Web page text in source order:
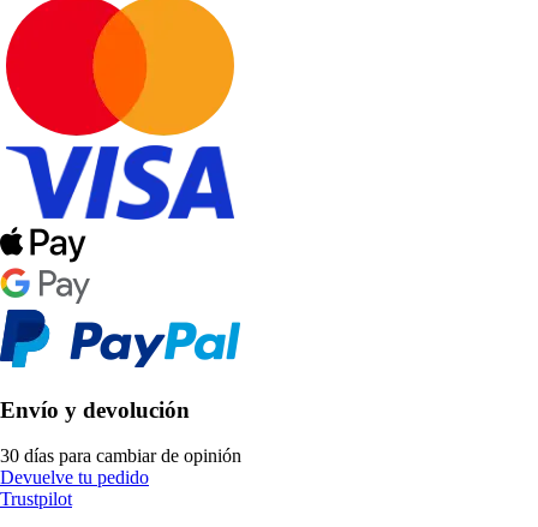
Envío y devolución
30 días para cambiar de opinión
Devuelve tu pedido
Trustpilot